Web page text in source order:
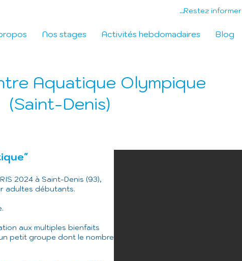
Restez informer...
Nos stages Activités hebdomadaires Blog
Aquatique Olympique
(Saint-Denis)
2024 à Saint-Denis (93),
adultes débutants.
aux multiples bienfaits
petit groupe dont le nombre